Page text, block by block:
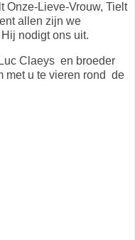
Onze-Lieve-Vrouw, Tielt
allen zijn we
nodigt ons uit.
Claeys en broeder
met u te vieren rond de